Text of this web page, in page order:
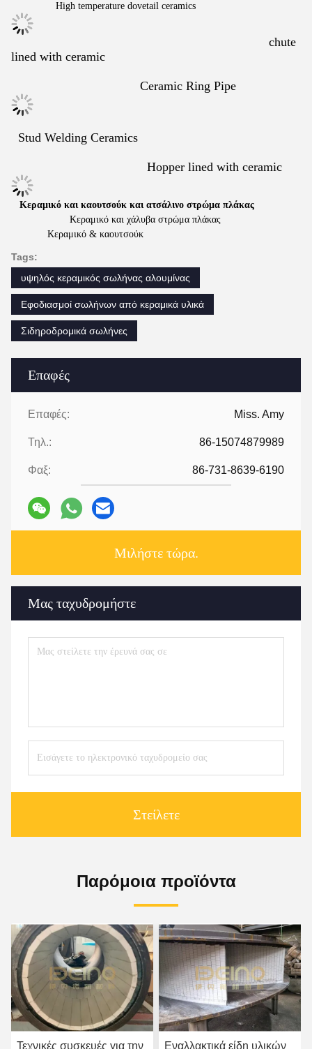
Επαφές
Επαφές: Miss. Amy
Τηλ.: 86-15074879989
Φαξ: 86-731-8639-6190
Μιλήστε τώρα.
Μας ταχυδρομήστε
Στείλετε
High temperature dovetail ceramics
chute
lined with ceramic
Ceramic Ring Pipe
Stud Welding Ceramics
Hopper lined with ceramic
Κεραμικό και καουτσούκ και ατσάλινο στρώμα πλάκας
Κεραμικό και χάλυβα στρώμα πλάκας
Κεραμικό & καουτσούκ
Tags:
υψηλός κεραμικός σωλήνας αλουμίνας
Εφοδιασμοί σωλήνων από κεραμικά υλικά
Σιδηροδρομικά σωλήνες
Παρόμοια προϊόντα
Εναλλακτικά είδη υλικών
Αντίσταση στη διάβρωση